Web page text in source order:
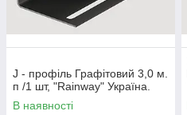
J - профіль Графітовий 3,0 м.
п /1 шт, "Rainway" Україна.
В наявності